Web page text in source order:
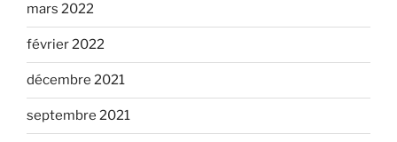
mars 2022
février 2022
décembre 2021
septembre 2021